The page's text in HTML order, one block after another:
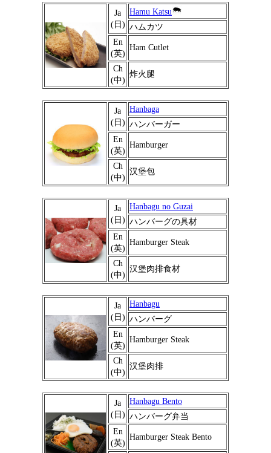
Ja
(日)
Hamu Katsu
ハムカツ
En
(英)
Ham Cutlet
Ch
(中)
炸火腿
Ja
(日)
Hanbaga
ハンバーガー
En
(英)
Hamburger
Ch
(中)
汉堡包
Ja
(日)
Hanbagu no Guzai
ハンバーグの具材
En
(英)
Hamburger Steak
Ch
(中)
汉堡肉排食材
Ja
(日)
Hanbagu
ハンバーグ
En
(英)
Hamburger Steak
Ch
(中)
汉堡肉排
Ja
(日)
Hanbagu Bento
ハンバーグ弁当
En
(英)
Hamburger Steak Bento